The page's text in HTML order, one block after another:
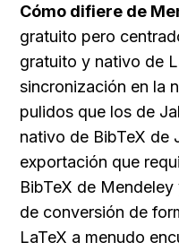
Cómo difiere de
gratuito pero
gratuito y nativo de
sincronización en la
pulidos que los de
nativo de BibTeX de
exportación que
BibTeX de
de conversión de
LaTeX a menudo